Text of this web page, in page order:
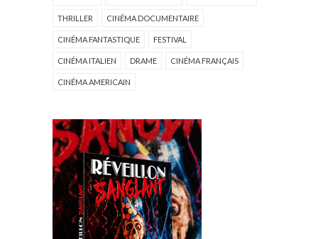
THRILLER CINÉMA DOCUMENTAIRE
CINÉMA FANTASTIQUE FESTIVAL
CINÉMA ITALIEN DRAME CINÉMA FRANÇAIS
CINÉMA AMERICAIN